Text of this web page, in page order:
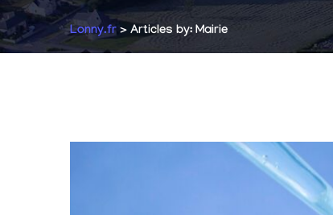
Lonny.fr > Articles by: Mairie